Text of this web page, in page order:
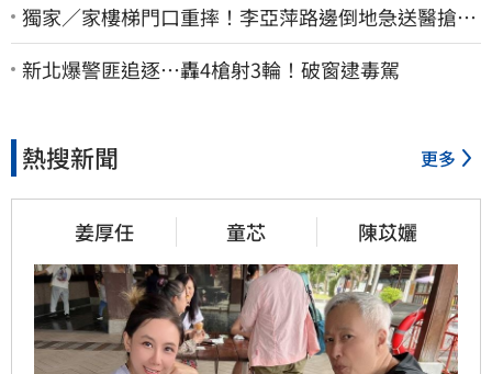
獨家／家樓梯門口重摔！李亞萍路邊倒地急送醫搶
命 「最新傷況」曝
新北爆警匪追逐…轟4槍射3輪！破窗逮毒駕
熱搜新聞 更多
姜厚任 童芯 陳苡孋